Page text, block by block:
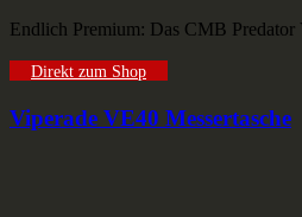
Endlich Premium: Das CMB
Direkt zum Shop
Viperade VE40 Messertasche